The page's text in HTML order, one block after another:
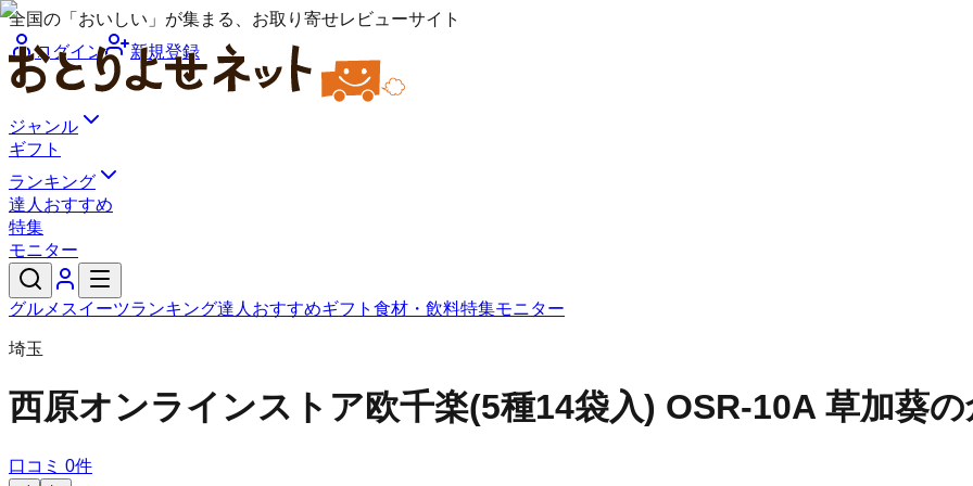
全国の「おいしい」が集まる、お取り寄せレビューサイト
ログイン
新規登録
ジャンル
ギフト
ランキング
達人おすすめ
特集
モニター
グルメ スイーツランキング達人おすすめギフト 食材・飲料特集モニター
埼玉
西原オンラインストア欧千楽(5種14袋入) OSR-10A 草加葵
口コミ 0件